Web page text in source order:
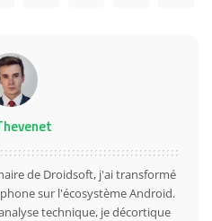
de Droidsoft, j'ai transformé
sur l'écosystème Android.
technique, je décortique